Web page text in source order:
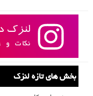
بخش های تازه لنزک